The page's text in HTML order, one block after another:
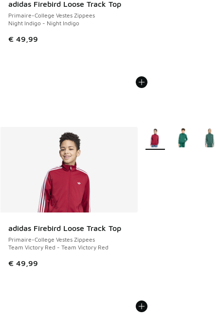
adidas Firebird Loose Track Top
Primaire-College Vestes Zippees
Night Indigo - Night Indigo
€ 49,99
adidas Firebird Loose Track Top
Primaire-College Vestes Zippees
Team Victory Red - Team Victory Red
€ 49,99
Plus de couleurs